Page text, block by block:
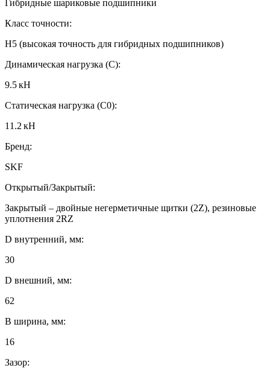
Гибридные шариковые подшипники
Класс точности:
H5 (высокая точность для гибридных подшипников)
Динамическая нагрузка (C):
9.5 кН
Статическая нагрузка (C0):
11.2 кН
Бренд:
SKF
Открытый/Закрытый:
Закрытый – двойные негерметичные щитки (2Z), резиновые
уплотнения 2RZ
D внутренний, мм:
30
D внешний, мм:
62
B ширина, мм:
16
Зазор: